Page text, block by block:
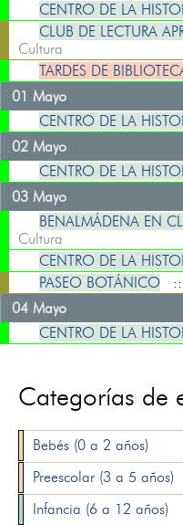
CENTRO DE LA
CLUB DE LECTURA
Cultura
TARDES DE
01 Mayo
CENTRO DE LA
02 Mayo
CENTRO DE LA
03 Mayo
BENALMÁDENA EN
Cultura
CENTRO DE LA
PASEO BOTÁNICO
04 Mayo
CENTRO DE LA
Categorías de
Bebés (0 a 2 años)
Preescolar (3 a 5 años)
Infancia (6 a 12 años)